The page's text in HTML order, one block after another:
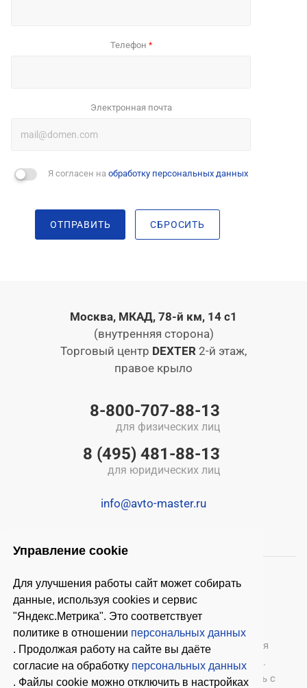
Управление cookie
Для улучшения работы сайт может собирать
данные, используя cookies и сервис
"Яндекс.Метрика". Это соответствует
политике в отношении персональных данных
. Продолжая работу на сайте вы даёте
согласие на обработку персональных данных
. Файлы cookie можно отключить в настройках
Телефон *
Электронная почта
Я согласен на обработку персональных данных
ОТПРАВИТЬ СБРОСИТЬ
Москва, МКАД, 78-й км, 14 с1
(внутренняя сторона)
Торговый центр DEXTER 2-й этаж,
правое крыло
8-800-707-88-13
для физических лиц
8 (495) 481-88-13
для юридических лиц
info@avto-master.ru
© 2026 ООО «Автомастер» — оборудование для
автосервиса, шиномонтажное оборудование.
Оставляя заявки на нашем сайте, ознакомьтесь с